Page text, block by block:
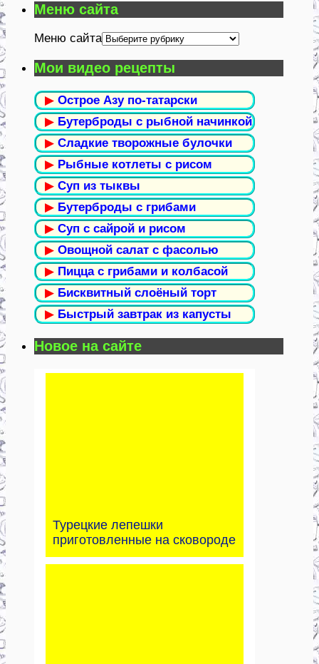
Меню сайта
Меню сайта
Мои видео рецепты
▶ Острое Азу по-татарски
▶ Бутерброды с рыбной начинкой
▶ Сладкие творожные булочки
▶ Рыбные котлеты с рисом
▶ Суп из тыквы
▶ Бутерброды с грибами
▶ Суп с сайрой и рисом
▶ Овощной салат с фасолью
▶ Пицца с грибами и колбасой
▶ Бисквитный слоёный торт
▶ Быстрый завтрак из капусты
Новое на сайте
Турецкие лепешки
приготовленные на сковороде